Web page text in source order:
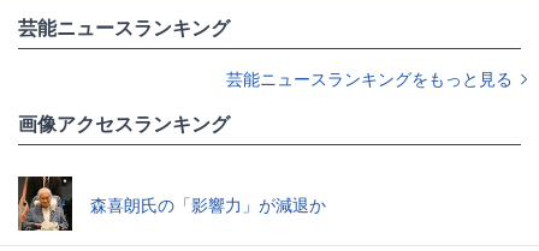
芸能ニュースランキング
芸能ニュースランキングをもっと見る
画像アクセスランキング
森喜朗氏の「影響力」が減退か